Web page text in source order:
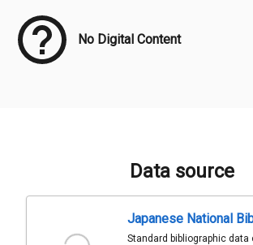
No Digital Content
Data source
Japanese National
Standard bibliographic data